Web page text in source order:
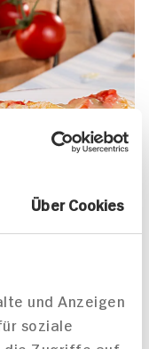
Über Cookies
und Anzeigen
soziale
Crostini Für